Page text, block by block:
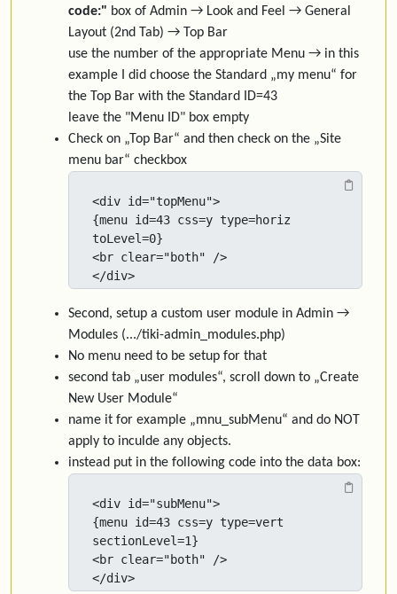
code:" box of Admin → Look and Feel → General
Layout (2nd Tab) → Top Bar
use the number of the appropriate Menu → in this
example I did choose the Standard „my menu“ for
the Top Bar with the Standard ID=43
leave the "Menu ID" box empty
Check on „Top Bar“ and then check on the „Site
menu bar“ checkbox
<div id="topMenu">
{menu id=43 css=y type=horiz
toLevel=0}
<br clear="both" />
</div>
Second, setup a custom user module in Admin →
Modules (.../tiki-admin_modules.php)
No menu need to be setup for that
second tab „user modules“, scroll down to „Create
New User Module“
name it for example „mnu_subMenu“ and do NOT
apply to inculde any objects.
instead put in the following code into the data box:
<div id="subMenu">
{menu id=43 css=y type=vert
sectionLevel=1}
<br clear="both" />
</div>